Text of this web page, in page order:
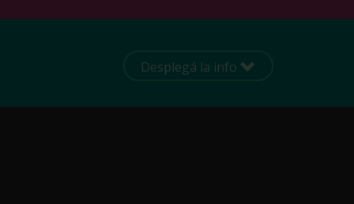
Desplegá la info